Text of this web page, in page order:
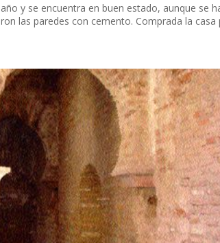
y se encuentra en buen estado, aunque se
las paredes con cemento. Comprada la